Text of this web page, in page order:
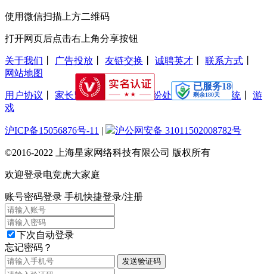
使用微信扫描上方二维码
打开网页后点击右上角分享按钮
关于我们 广告投放 友链交换 诚聘英才 联系方式
网站地图
用户协议 家长监护工程丨 交易纠纷处理丨 防沉迷系统
游
戏
沪ICP备15056876号-11 | 沪公网安备 31011502008782号
©2016-2022 上海星家网络科技有限公司 版权所有
欢迎登录电竞虎大家庭
账号密码登录 手机快捷登录/注册
下次自动登录
忘记密码？
发送验证码